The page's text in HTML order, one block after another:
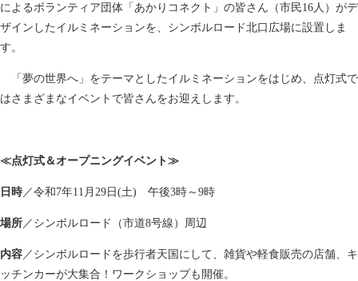
によるボランティア団体「あかりコネクト」の皆さん（市民16人）がデ
ザインしたイルミネーションを、シンボルロード北口広場に設置しま
す。
「夢の世界へ」をテーマとしたイルミネーションをはじめ、点灯式で
はさまざまなイベントで皆さんをお迎えします。
≪点灯式＆オープニングイベント≫
日時 ／令和7年11月29日(土) 午後3時～9時
場所 ／シンボルロード（市道8号線）周辺
内容 ／シンボルロードを歩行者天国にして、雑貨や軽食販売の店舗、キ
ッチンカーが大集合！ワークショップも開催。